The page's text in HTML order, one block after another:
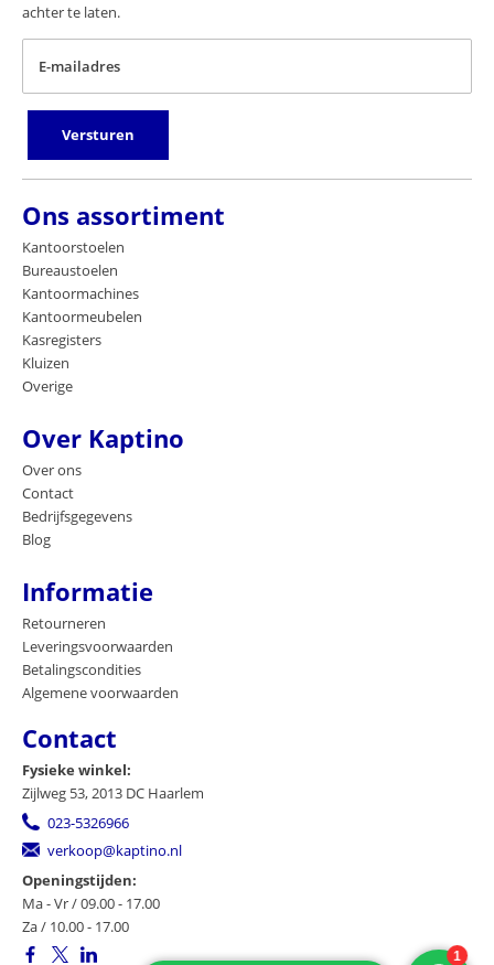
achter te laten.
E-mailadres
Versturen
Ons assortiment
Kantoorstoelen
Bureaustoelen
Kantoormachines
Kantoormeubelen
Kasregisters
Kluizen
Overige
Over Kaptino
Over ons
Contact
Bedrijfsgegevens
Blog
Informatie
Retourneren
Leveringsvoorwaarden
Betalingscondities
Algemene voorwaarden
Contact
Fysieke winkel:
Zijlweg 53, 2013 DC Haarlem
023-5326966
verkoop@kaptino.nl
Openingstijden:
Ma - Vr / 09.00 - 17.00
Za / 10.00 - 17.00